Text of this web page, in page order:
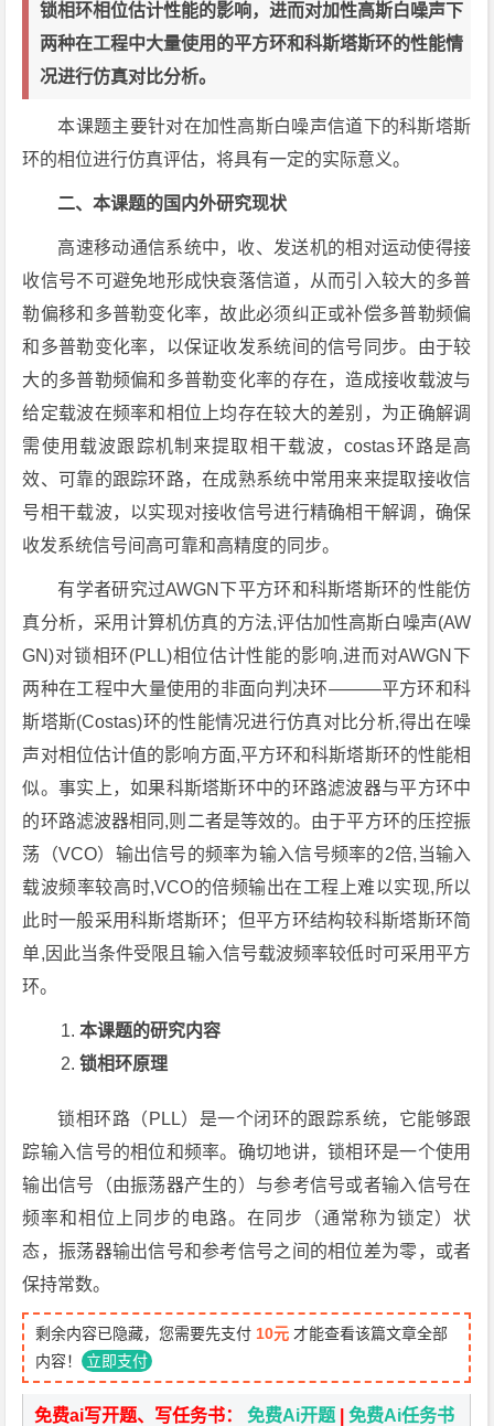
锁相环相位估计性能的影响，进而对加性高斯白噪声下
两种在工程中大量使用的平方环和科斯塔斯环的性能情
况进行仿真对比分析。
本课题主要针对在加性高斯白噪声信道下的科斯塔斯
环的相位进行仿真评估，将具有一定的实际意义。
二、本课题的国内外研究现状
高速移动通信系统中，收、发送机的相对运动使得接
收信号不可避免地形成快衰落信道，从而引入较大的多普
勒偏移和多普勒变化率，故此必须纠正或补偿多普勒频偏
和多普勒变化率，以保证收发系统间的信号同步。由于较
大的多普勒频偏和多普勒变化率的存在，造成接收载波与
给定载波在频率和相位上均存在较大的差别，为正确解调
需使用载波跟踪机制来提取相干载波，costas环路是高
效、可靠的跟踪环路，在成熟系统中常用来来提取接收信
号相干载波，以实现对接收信号进行精确相干解调，确保
收发系统信号间高可靠和高精度的同步。
有学者研究过AWGN下平方环和科斯塔斯环的性能仿
真分析，采用计算机仿真的方法,评估加性高斯白噪声(AW
GN)对锁相环(PLL)相位估计性能的影响,进而对AWGN下
两种在工程中大量使用的非面向判决环———平方环和科
斯塔斯(Costas)环的性能情况进行仿真对比分析,得出在噪
声对相位估计值的影响方面,平方环和科斯塔斯环的性能相
似。事实上，如果科斯塔斯环中的环路滤波器与平方环中
的环路滤波器相同,则二者是等效的。由于平方环的压控振
荡（VCO）输出信号的频率为输入信号频率的2倍,当输入
载波频率较高时,VCO的倍频输出在工程上难以实现,所以
此时一般采用科斯塔斯环；但平方环结构较科斯塔斯环简
单,因此当条件受限且输入信号载波频率较低时可采用平方
环。
本课题的研究内容
锁相环原理
锁相环路（PLL）是一个闭环的跟踪系统，它能够跟
踪输入信号的相位和频率。确切地讲，锁相环是一个使用
输出信号（由振荡器产生的）与参考信号或者输入信号在
频率和相位上同步的电路。在同步（通常称为锁定）状
态，振荡器输出信号和参考信号之间的相位差为零，或者
保持常数。
剩余内容已隐藏，您需要先支付 10元 才能查看该篇文章全部
内容！ 立即支付
免费ai写开题、写任务书：免费Ai开题 |免费Ai任务书